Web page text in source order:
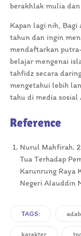
berakhlak mulia dan
Kapan lagi nih,
tahun dan ingin
mendaftarkan
belajar mengenai
tahfidz secara
mengetahui lebih
tahu di media sosial
Reference
Nurul Mahfirah.
Tua Terhadap
Karunrung Raya
Negeri Alauddin
TAGS:
karakter